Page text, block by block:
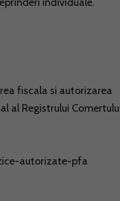
fiscala si autorizarea
al Registrului
autorizate-pfa